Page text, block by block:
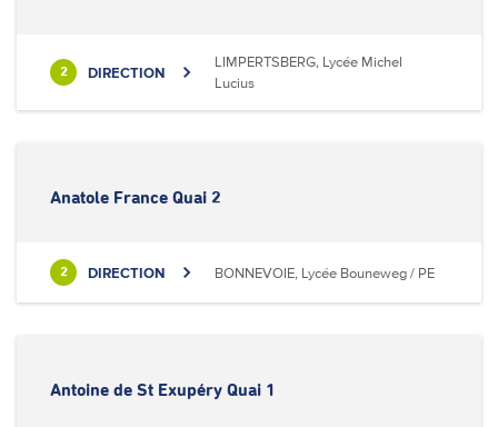
2 DIRECTION
LIMPERTSBERG, Lycée Michel
Lucius
Anatole France Quai 2
2 DIRECTION BONNEVOIE, Lycée Bouneweg / PE
Antoine de St Exupéry Quai 1